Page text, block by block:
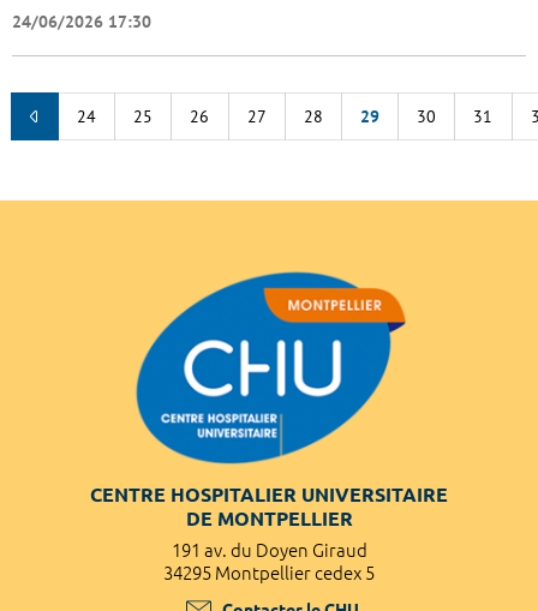
24/06/2026 17:30
24 25 26 27 28 29 30 31
CENTRE HOSPITALIER UNIVERSITAIRE
DE MONTPELLIER
191 av. du Doyen Giraud
34295 Montpellier cedex 5